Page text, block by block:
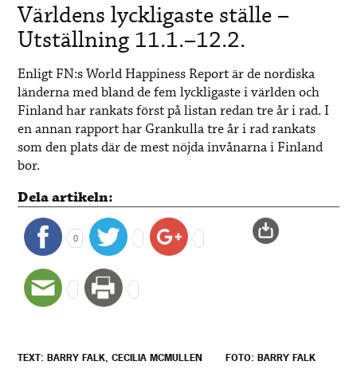
Världens lyckligaste ställe –
Utställning 11.1.–12.2.
Enligt FN:s World Happiness Report är de nordiska
länderna med bland de fem lyckligaste i världen och
Finland har rankats först på listan redan tre år i rad. I
en annan rapport har Grankulla tre år i rad rankats
som den plats där de mest nöjda invånarna i Finland
bor.
Dela artikeln:
0
TEXT: BARRY FALK, CECILIA MCMULLEN FOTO: BARRY FALK